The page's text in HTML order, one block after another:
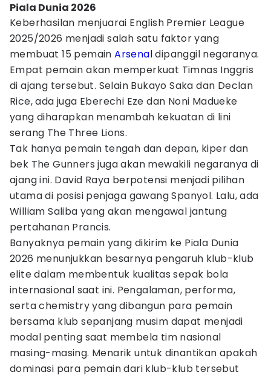
Piala Dunia 2026
Keberhasilan menjuarai English Premier League
2025/2026 menjadi salah satu faktor yang
membuat 15 pemainArsenaldipanggil negaranya.
Empat pemain akan memperkuat Timnas Inggris
di ajang tersebut. Selain Bukayo Saka dan Declan
Rice, ada juga Eberechi Eze dan Noni Madueke
yang diharapkan menambah kekuatan di lini
serang The Three Lions.
Tak hanya pemain tengah dan depan, kiper dan
bek The Gunners juga akan mewakili negaranya di
ajang ini. David Raya berpotensi menjadi pilihan
utama di posisi penjaga gawang Spanyol. Lalu, ada
William Saliba yang akan mengawal jantung
pertahanan Prancis.
Banyaknya pemain yang dikirim ke Piala Dunia
2026 menunjukkan besarnya pengaruh klub-klub
elite dalam membentuk kualitas sepak bola
internasional saat ini. Pengalaman, performa,
serta chemistry yang dibangun para pemain
bersama klub sepanjang musim dapat menjadi
modal penting saat membela tim nasional
masing-masing. Menarik untuk dinantikan apakah
dominasi para pemain dari klub-klub tersebut